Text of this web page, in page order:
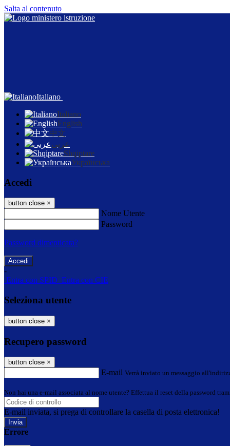
Salta al contenuto
Italiano
Italiano
English
中文
عربى
Shqiptare
Українська
Accedi
button close ×
Nome Utente
Password
Password dimenticata?
-
Entra con SPID Entra con CIE
Seleziona utente
button close ×
Recupero password
button close ×
E-mail Verrà inviato un messaggio
Non hai una e-mail associata al nome utente? Effettua il reset della password
E-mail inviata, si prega di controllare la casella di posta elettronica!
Errore